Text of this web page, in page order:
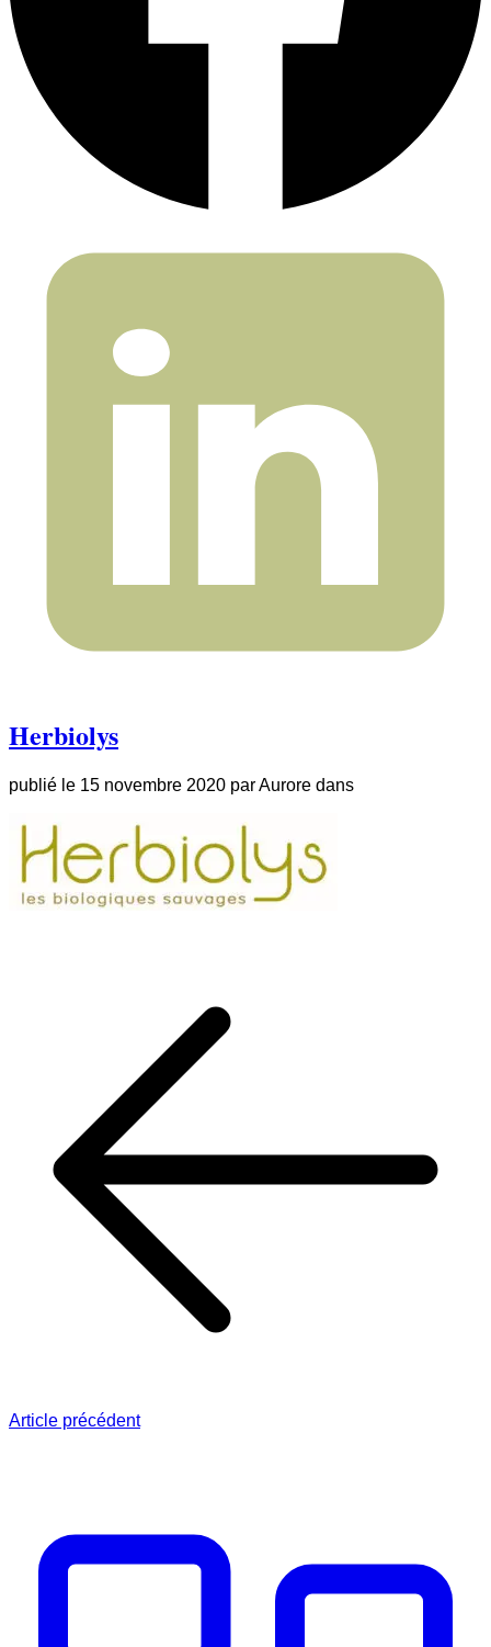
Herbiolys
publié le 15 novembre 2020 parAurore dans
Article précédent